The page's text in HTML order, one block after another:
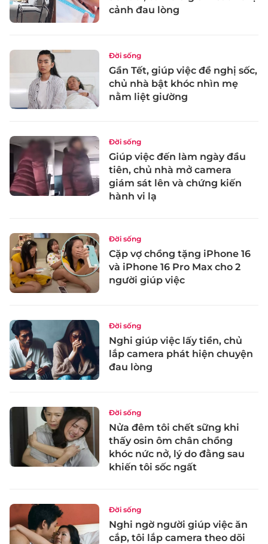
cảnh đau lòng
Đời sống
Gần Tết, giúp việc đề nghị sốc,
chủ nhà bật khóc nhìn mẹ
nằm liệt giường
Đời sống
Giúp việc đến làm ngày đầu
tiên, chủ nhà mở camera
giám sát lên và chứng kiến
hành vi lạ
Đời sống
Cặp vợ chồng tặng iPhone 16
và iPhone 16 Pro Max cho 2
người giúp việc
Đời sống
Nghi giúp việc lấy tiền, chủ
lắp camera phát hiện chuyện
đau lòng
Đời sống
Nửa đêm tôi chết sững khi
thấy osin ôm chân chồng
khóc nức nở, lý do đằng sau
khiến tôi sốc ngất
Đời sống
Nghi ngờ người giúp việc ăn
cắp, tôi lắp camera theo dõi